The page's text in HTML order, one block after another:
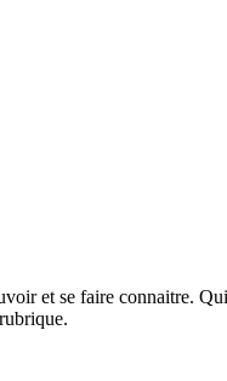
et se faire connaitre.